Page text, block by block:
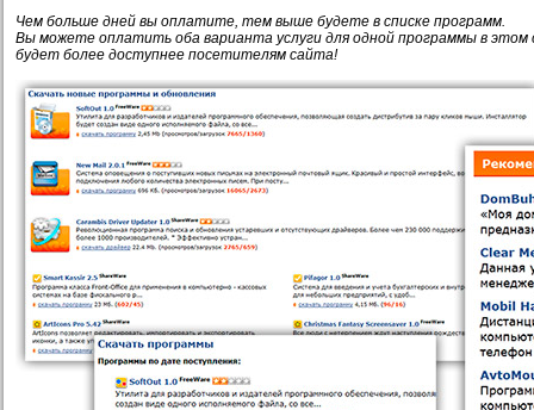
Чем больше дней вы оплатите, тем выше будете в списке программ.
Вы можете оплатить оба варианта услуги для одной программы в этом
будет более доступнее посетителям сайта!